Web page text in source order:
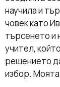
научила и
човек като
търсенето и
учител,
решението
избор.